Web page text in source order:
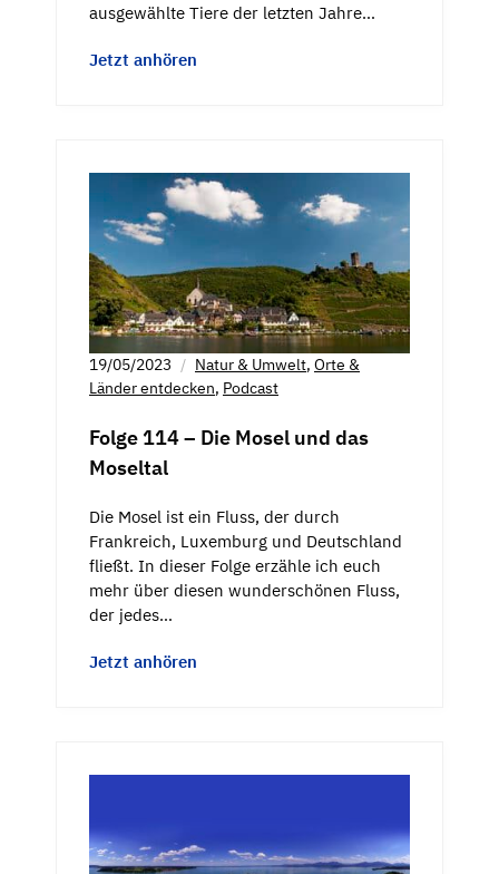
ausgewählte Tiere der letzten Jahre…
Jetzt anhören
19/05/2023 Natur & Umwelt, Orte &
Länder entdecken, Podcast
Folge 114 – Die Mosel und das
Moseltal
Die Mosel ist ein Fluss, der durch
Frankreich, Luxemburg und Deutschland
fließt. In dieser Folge erzähle ich euch
mehr über diesen wunderschönen Fluss,
der jedes…
Jetzt anhören